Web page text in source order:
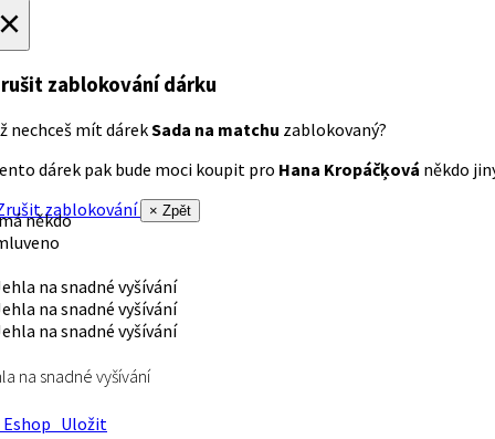
zablokování dárku
nechceš mít dárekSada na matchu zablokovaný?
dárek pak bude moci koupit pro Hana Kropáčķová někdo
zablokování
× Zpět
někdo
na snadné vyšívání
Uložit